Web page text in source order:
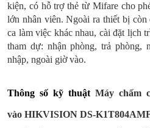
kiện, có hỗ trợ thẻ từ Mifare cho
lớn nhân viên. Ngoài ra thiết bị còn
ca làm việc khác nhau, cài đặt lịch
tham dự: nhận phòng, trả phòng,
nhập, ngoài giờ vào.
Thông số kỹ thuật Máy chấm
vào HIKVISION DS-